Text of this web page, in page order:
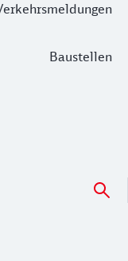
Baustellen